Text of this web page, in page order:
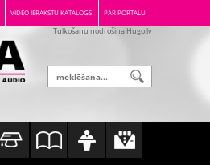
VIDEO IERAKSTU KATALOGS PAR PORTĀLU
Tulkošanu nodrošina Hugo.lv